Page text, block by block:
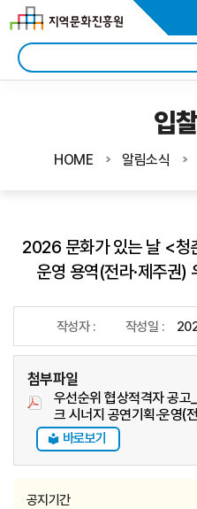
입
HOME 알림소식
2026 문화가 있는 날 <청
운영 용역(전라·제주권)
작성자 : 작성일 :
첨부파일
우선순위 협상적격자 공
크 시너지 공연기획·운영(
바로보기
공지기간